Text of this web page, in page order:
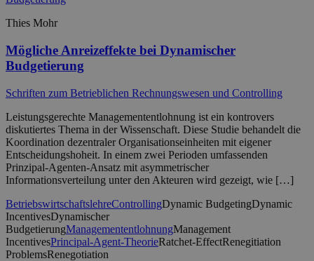
Thies Mohr
Mögliche Anreizeffekte bei Dynamischer
Budgetierung
Schriften zum Betrieblichen Rechnungswesen und Controlling
Leistungsgerechte Managemententlohnung ist ein kontrovers
diskutiertes Thema in der Wissenschaft. Diese Studie behandelt die
Koordination dezentraler Organisationseinheiten mit eigener
Entscheidungshoheit. In einem zwei Perioden umfassenden
Prinzipal-Agenten-Ansatz mit asymmetrischer
Informationsverteilung unter den Akteuren wird gezeigt, wie […]
BetriebswirtschaftslehreControllingDynamic BudgetingDynamic
IncentivesDynamischer
BudgetierungManagemententlohnungManagement
IncentivesPrincipal-Agent-TheorieRatchet-EffectRenegitiation
ProblemsRenegotiation